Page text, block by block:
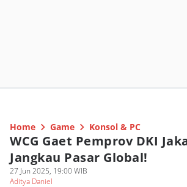
Home Game Konsol & PC
WCG Gaet Pemprov DKI
Jangkau Pasar Global!
27 Jun 2025, 19:00 WIB
Aditya Daniel